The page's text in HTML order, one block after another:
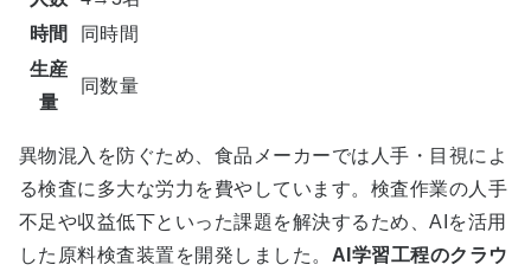
時間
同時間
生産
量
同数量
異物混入を防ぐため、食品メーカーでは人手・目視によ
る検査に多大な労力を費やしています。検査作業の人手
不足や収益低下といった課題を解決するため、AIを活用
した原料検査装置を開発しました。 AI学習工程のクラウ